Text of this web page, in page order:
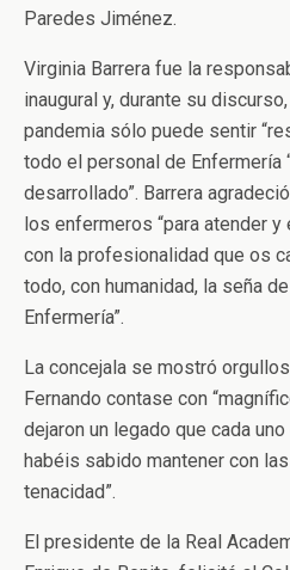
Paredes Jiménez.
Virginia Barrera fue la
inaugural y, durante su
pandemia sólo puede sentir
todo el personal de Enfermería
desarrollado”. Barrera
los enfermeros “para atender y
con la profesionalidad que os
todo, con humanidad, la seña
Enfermería”.
La concejala se mostró
Fernando contase con
dejaron un legado que cada
habéis sabido mantener con
tenacidad”.
El presidente de la Real